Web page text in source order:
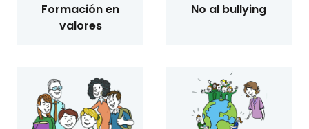
Formación en
valores
No al bullying